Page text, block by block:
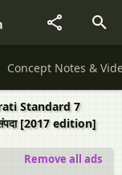
Concept Notes &
Standard 7
[2017 edition]
Remove all ads